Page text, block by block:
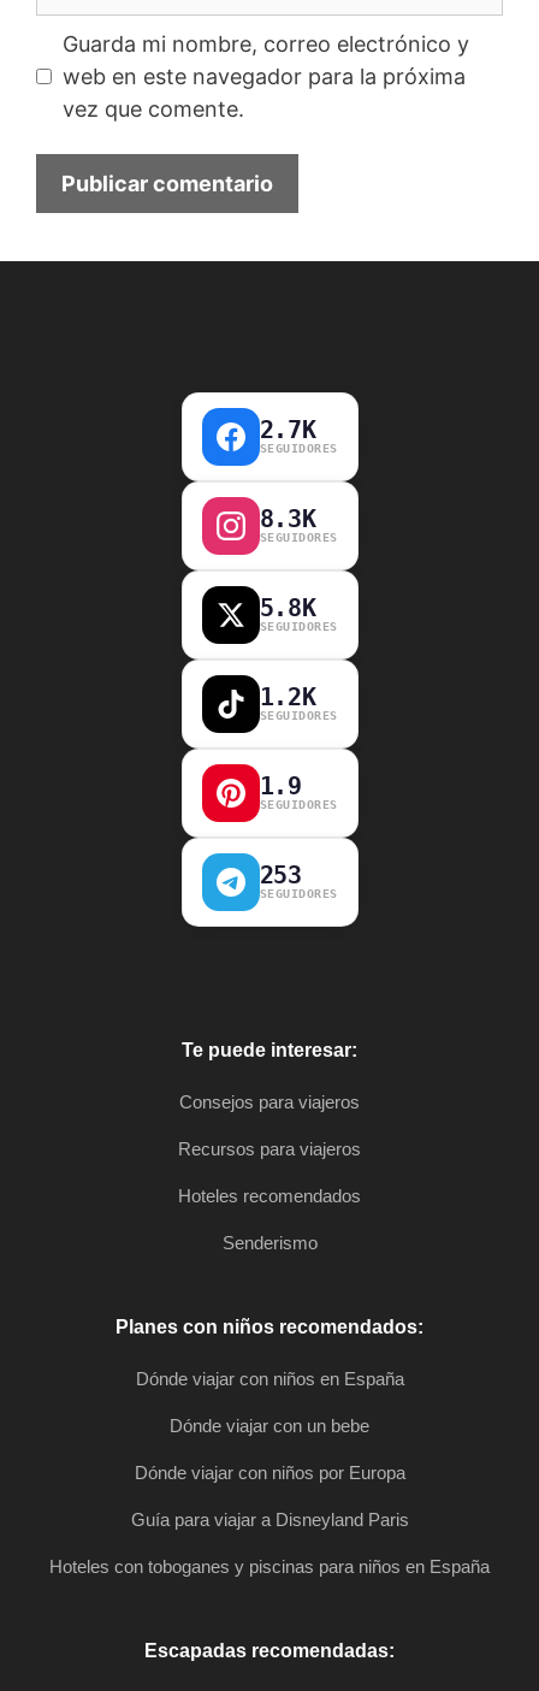
Guarda mi nombre, correo electrónico y
web en este navegador para la próxima
vez que comente.
2.7K
SEGUIDORES
8.3K
SEGUIDORES
5.8K
SEGUIDORES
1.2K
SEGUIDORES
1.9
SEGUIDORES
253
SEGUIDORES
Te puede interesar:
Consejos para viajeros
Recursos para viajeros
Hoteles recomendados
Senderismo
Planes con niños recomendados:
Dónde viajar con niños en España
Dónde viajar con un bebe
Dónde viajar con niños por Europa
Guía para viajar a Disneyland Paris
Hoteles con toboganes y piscinas para niños en España
Escapadas recomendadas: